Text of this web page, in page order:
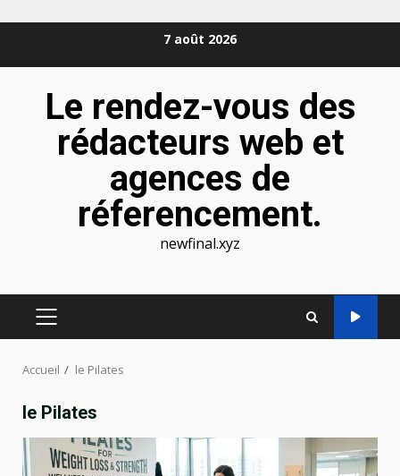
7 août 2026
Le rendez-vous des
rédacteurs web et
agences de
réferencement.
newfinal.xyz
MENU
Accueil le Pilates
le Pilates